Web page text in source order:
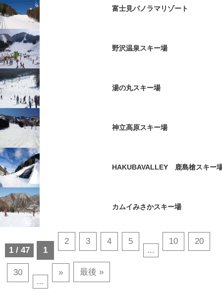
富士見パノラマリゾート
野沢温泉スキー場
湯の丸スキー場
神立高原スキー場
HAKUBAVALLEY 鹿島槍スキー
カムイみさかスキー場
1 / 47 1
2 3 4
5
...
10 20
30
...
» 最後 »